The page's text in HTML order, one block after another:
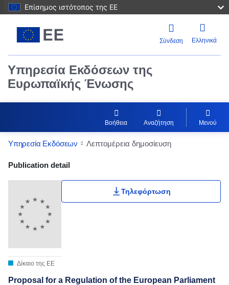
Επίσημος ιστότοπος της ΕΕ
Σύνδεση Ελληνικά
Υπηρεσία Εκδόσεων της
Ευρωπαϊκής Ένωσης
Βοήθεια Αναζήτηση Μενού
Υπηρεσία Εκδόσεων Λεπτομέρεια δημοσίευση
Publication Detail Actions Portlet
Publication detail
Δίκαιο της ΕΕ
Τηλεφόρτωση
Proposal for a Regulation of the European Parliament